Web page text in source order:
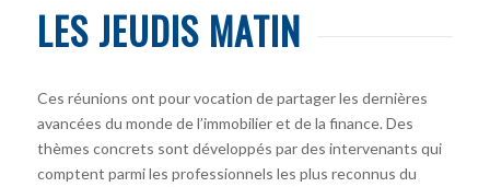
LES JEUDIS MATIN
Ces réunions ont pour vocation de partager les dernières
avancées du monde de l’immobilier et de la finance. Des
thèmes concrets sont développés par des intervenants qui
comptent parmi les professionnels les plus reconnus du